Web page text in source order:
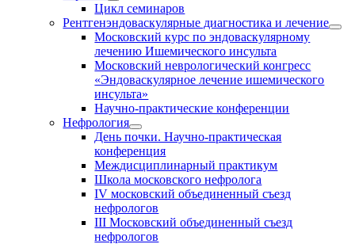
Цикл семинаров
Рентгенэндоваскулярные диагностика и лечение
Московский курс по эндоваскулярному
лечению Ишемического инсульта
Московский неврологический конгресс
«Эндоваскулярное лечение ишемического
инсульта»
Научно-практические конференции
Нефрология
День почки. Научно-практическая
конференция
Междисциплинарный практикум
Школа московского нефролога
IV московский объединенный съезд
нефрологов
III Московский объединенный съезд
нефрологов